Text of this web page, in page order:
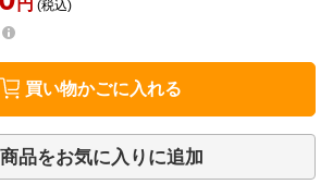
円 (税込)
買い物かごに入れる
商品をお気に入りに追加